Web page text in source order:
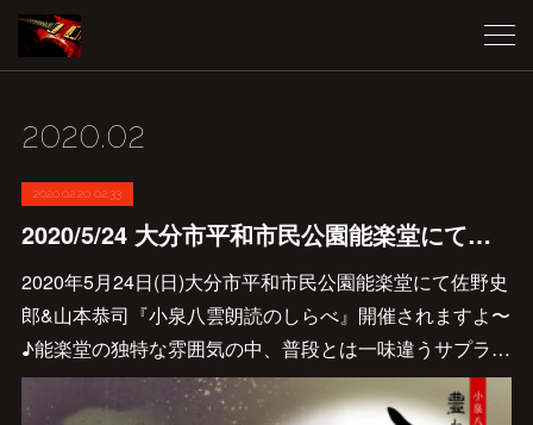
2020.02
2020.02.20 02:33
2020/5/24 大分市平和市民公園能楽堂にて『小泉八雲朗読のしらべ』開催決定です♪
2020年5月24日(日)大分市平和市民公園能楽堂にて佐野史
郎&山本恭司『小泉八雲朗読のしらべ』開催されますよ〜
♪能楽堂の独特な雰囲気の中、普段とは一味違うサプラ…